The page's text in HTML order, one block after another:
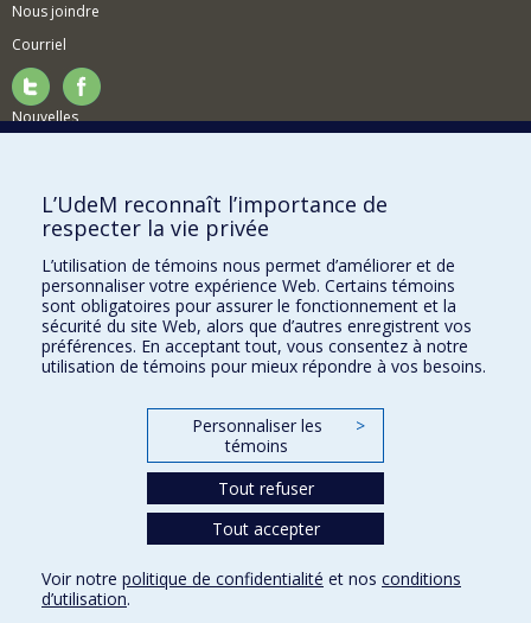
Nous joindre
Courriel
Nouvelles
Comment soutenir le Département?
BESOIN D'AIDE?
Plan du site
Signaler une erreur
Accessibilité
FACULTÉ DES ARTS ET DES SCIENCES
Nos départements et écoles
Conditions d’utilisation
L’UdeM reconnaît l’importance de
respecter la vie privée
L’utilisation de témoins nous permet d’améliorer et de
personnaliser votre expérience Web. Certains témoins
sont obligatoires pour assurer le fonctionnement et la
sécurité du site Web, alors que d’autres enregistrent vos
préférences. En acceptant tout, vous consentez à notre
utilisation de témoins pour mieux répondre à vos besoins.
Personnaliser les
témoins
>
Tout refuser
Tout accepter
Voir notre politique de confidentialité et nos conditions
d’utilisation.